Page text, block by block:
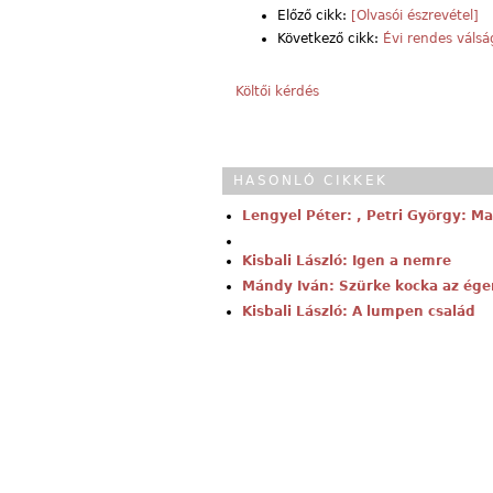
Előző cikk: [Olvasói észrevétel]
Következő cikk: Évi rendes
Költői kérdés
HASONLÓ CIKKEK
Lengyel Péter: , Petri György:
Kisbali László: Igen a nemre
Mándy Iván: Szürke kocka az
Kisbali László: A lumpen család